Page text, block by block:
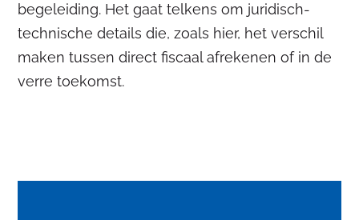
begeleiding. Het gaat telkens om juridisch-
technische details die, zoals hier, het verschil
maken tussen direct fiscaal afrekenen of in de
verre toekomst.